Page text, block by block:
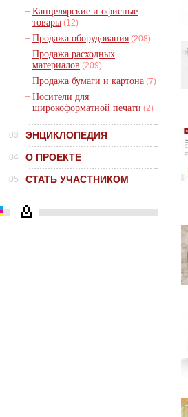
– Канцелярские и офисные
товары (12)
– Продажа оборудования (208)
– Продажа расходных
материалов (209)
– Продажа бумаги и картона (7)
– Носители для
широкоформатной печати (2)
.03 ЭНЦИКЛОПЕДИЯ
.04 О ПРОЕКТЕ
.05 СТАТЬ УЧАСТНИКОМ